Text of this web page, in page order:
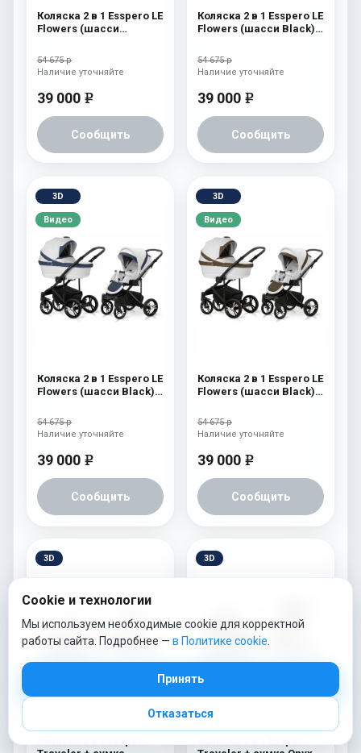
Коляска 2 в 1 Esspero LE
Flowers (шасси
54 675 р
39 000 e
Сообщить
Наличие уточняйте
Коляска 2 в 1 Esspero LE
Flowers (шасси Black)
54 675 р
39 000 e
Сообщить
Наличие уточняйте
3D
Видео
Коляска 2 в 1 Esspero LE
Flowers (шасси Black)
54 675 р
39 000 e
Сообщить
Наличие уточняйте
3D
Видео
Коляска 2 в 1 Esspero LE
Flowers (шасси Black)
54 675 р
39 000 e
Сообщить
Наличие уточняйте
3D 3D
Cookie и технологии
Мы используем необходимые cookie для корректной
работы сайта. Подробнее — в Политике cookie
Принять
Отказаться